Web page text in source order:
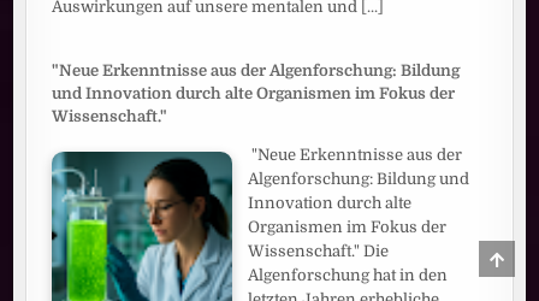
Auswirkungen auf unsere mentalen und [...]
"Neue Erkenntnisse aus der Algenforschung: Bildung
und Innovation durch alte Organismen im Fokus der
Wissenschaft."
"Neue Erkenntnisse aus der
Algenforschung: Bildung und
Innovation durch alte
Organismen im Fokus der
Wissenschaft." Die
Algenforschung hat in den
TO